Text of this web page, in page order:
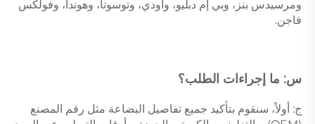
فاجن.
س: ما إجراءات الطلب؟